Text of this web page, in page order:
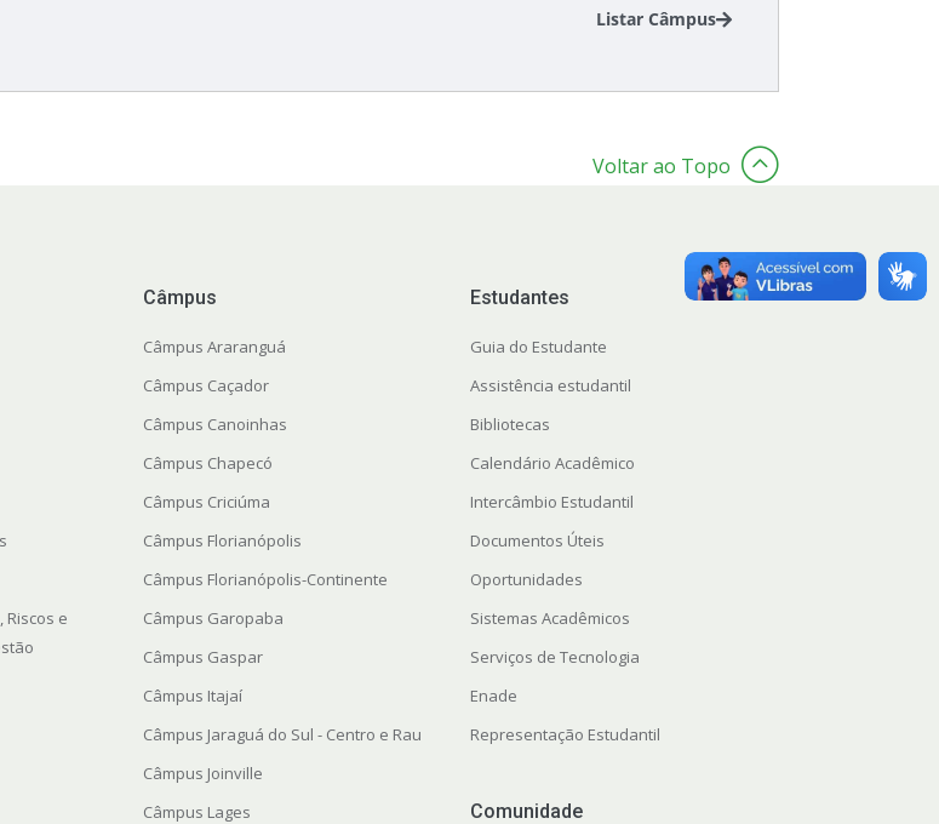
Listar Câmpus
Voltar ao Topo
e
Câmpus
Câmpus Araranguá
Câmpus Caçador
Câmpus Canoinhas
Câmpus Chapecó
Câmpus Criciúma
Câmpus Florianópolis
Câmpus Florianópolis-Continente
Câmpus Garopaba
Câmpus Gaspar
Câmpus Itajaí
Câmpus Jaraguá do Sul - Centro e Rau
Câmpus Joinville
Câmpus Lages
Estudantes
Guia do Estudante
Assistência estudantil
Bibliotecas
Calendário Acadêmico
Intercâmbio Estudantil
Documentos Úteis
Oportunidades
Sistemas Acadêmicos
Serviços de Tecnologia
Enade
Representação Estudantil
Comunidade